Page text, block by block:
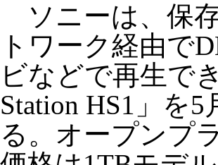
ソニーは、保
トワーク経由で
ビなどで再生で
Station HS1」を
る。オープンプ